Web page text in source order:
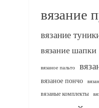
вязание
вязание
вязание шапки
вязаное пальто
вязаное пончо
вязаные комплекты